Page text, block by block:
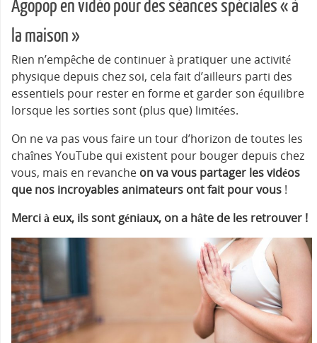
Agopop en vidéo pour des séances spéciales « à
la maison »
Rien n’empêche de continuer à pratiquer une activité
physique depuis chez soi, cela fait d’ailleurs parti des
essentiels pour rester en forme et garder son équilibre
lorsque les sorties sont (plus que) limitées.
On ne va pas vous faire un tour d’horizon de toutes les
chaînes YouTube qui existent pour bouger depuis chez
vous, mais en revanche on va vous partager les vidéos
que nos incroyables animateurs ont fait pour vous !
Merci à eux, ils sont géniaux, on a hâte de les retrouver !